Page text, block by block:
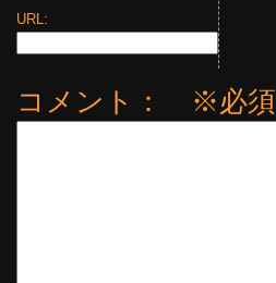
URL:
コメント： ※必須